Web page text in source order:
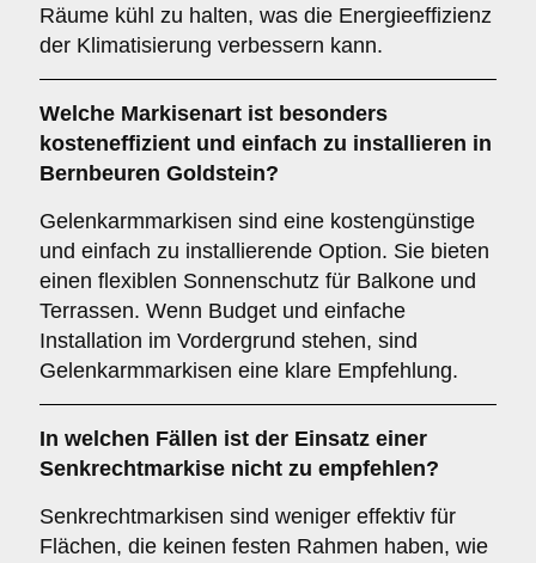
Räume kühl zu halten, was die Energieeffizienz
der Klimatisierung verbessern kann.
Welche Markisenart ist besonders
kosteneffizient und einfach zu installieren in
Bernbeuren Goldstein?
Gelenkarmmarkisen sind eine kostengünstige
und einfach zu installierende Option. Sie bieten
einen flexiblen Sonnenschutz für Balkone und
Terrassen. Wenn Budget und einfache
Installation im Vordergrund stehen, sind
Gelenkarmmarkisen eine klare Empfehlung.
In welchen Fällen ist der Einsatz einer
Senkrechtmarkise nicht zu empfehlen?
Senkrechtmarkisen sind weniger effektiv für
Flächen, die keinen festen Rahmen haben, wie